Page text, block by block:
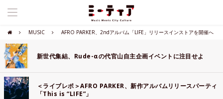
MUSIC AFRO PARKER、2ndアルバム「LIFE」リリースインストアを開催へ
新世代集結、Rude-αの代官山自主企画イベントに注目せよ
＜ライブレポ＞AFRO PARKER、新作アルバムリリースパーティ
「This is “LIFE”」